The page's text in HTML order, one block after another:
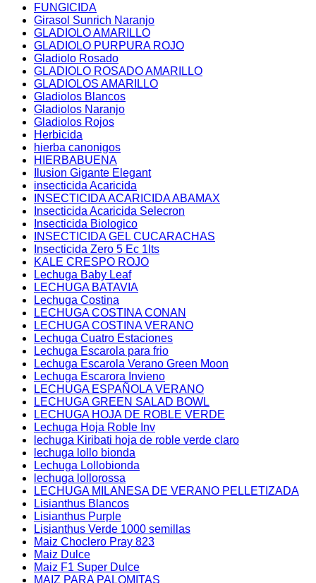
FUNGICIDA
Girasol Sunrich Naranjo
GLADIOLO AMARILLO
GLADIOLO PURPURA ROJO
Gladiolo Rosado
GLADIOLO ROSADO AMARILLO
GLADIOLOS AMARILLO
Gladiolos Blancos
Gladiolos Naranjo
Gladiolos Rojos
Herbicida
hierba canonigos
HIERBABUENA
Ilusion Gigante Elegant
insecticida Acaricida
INSECTICIDA ACARICIDA ABAMAX
Insecticida Acaricida Selecron
Insecticida Biologico
INSECTICIDA GEL CUCARACHAS
Insecticida Zero 5 Ec 1lts
KALE CRESPO ROJO
Lechuga Baby Leaf
LECHUGA BATAVIA
Lechuga Costina
LECHUGA COSTINA CONAN
LECHUGA COSTINA VERANO
Lechuga Cuatro Estaciones
Lechuga Escarola para frio
Lechuga Escarola Verano Green Moon
Lechuga Escarora Invieno
LECHUGA ESPAÑOLA VERANO
LECHUGA GREEN SALAD BOWL
LECHUGA HOJA DE ROBLE VERDE
Lechuga Hoja Roble Inv
lechuga Kiribati hoja de roble verde claro
lechuga lollo bionda
Lechuga Lollobionda
lechuga lollorossa
LECHUGA MILANESA DE VERANO PELLETIZADA
Lisianthus Blancos
Lisianthus Purple
Lisianthus Verde 1000 semillas
Maiz Choclero Pray 823
Maiz Dulce
Maiz F1 Super Dulce
MAIZ PARA PALOMITAS